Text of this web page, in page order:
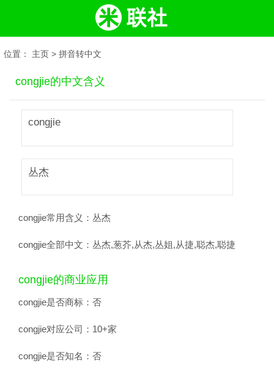
位置： 主页 > 拼音转中文
congjie的中文含义
congjie
丛杰
congjie常用含义： 丛杰
congjie全部中文： 丛杰,葱芥,从杰,丛姐,从捷,聪杰,聪捷
congjie的商业应用
congjie是否商标： 否
congjie对应公司： 10+家
congjie是否知名： 否